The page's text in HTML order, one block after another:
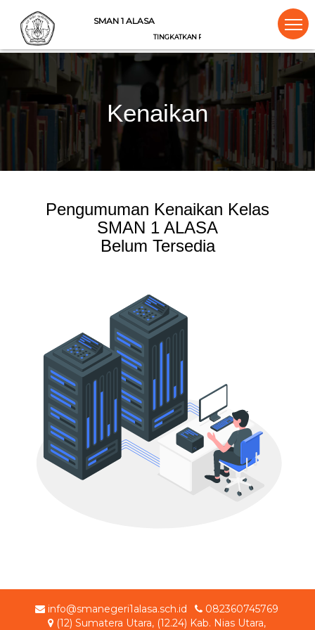
SMAN 1 ALASA
TINGKATKAN PRESTASI DAN RAIHLAH MIMPIMU
Kenaikan
Pengumuman Kenaikan Kelas
SMAN 1 ALASA
Belum Tersedia
info@smanegeri1alasa.sch.id
082360745769
(12) Sumatera Utara, (12.24) Kab. Nias Utara,